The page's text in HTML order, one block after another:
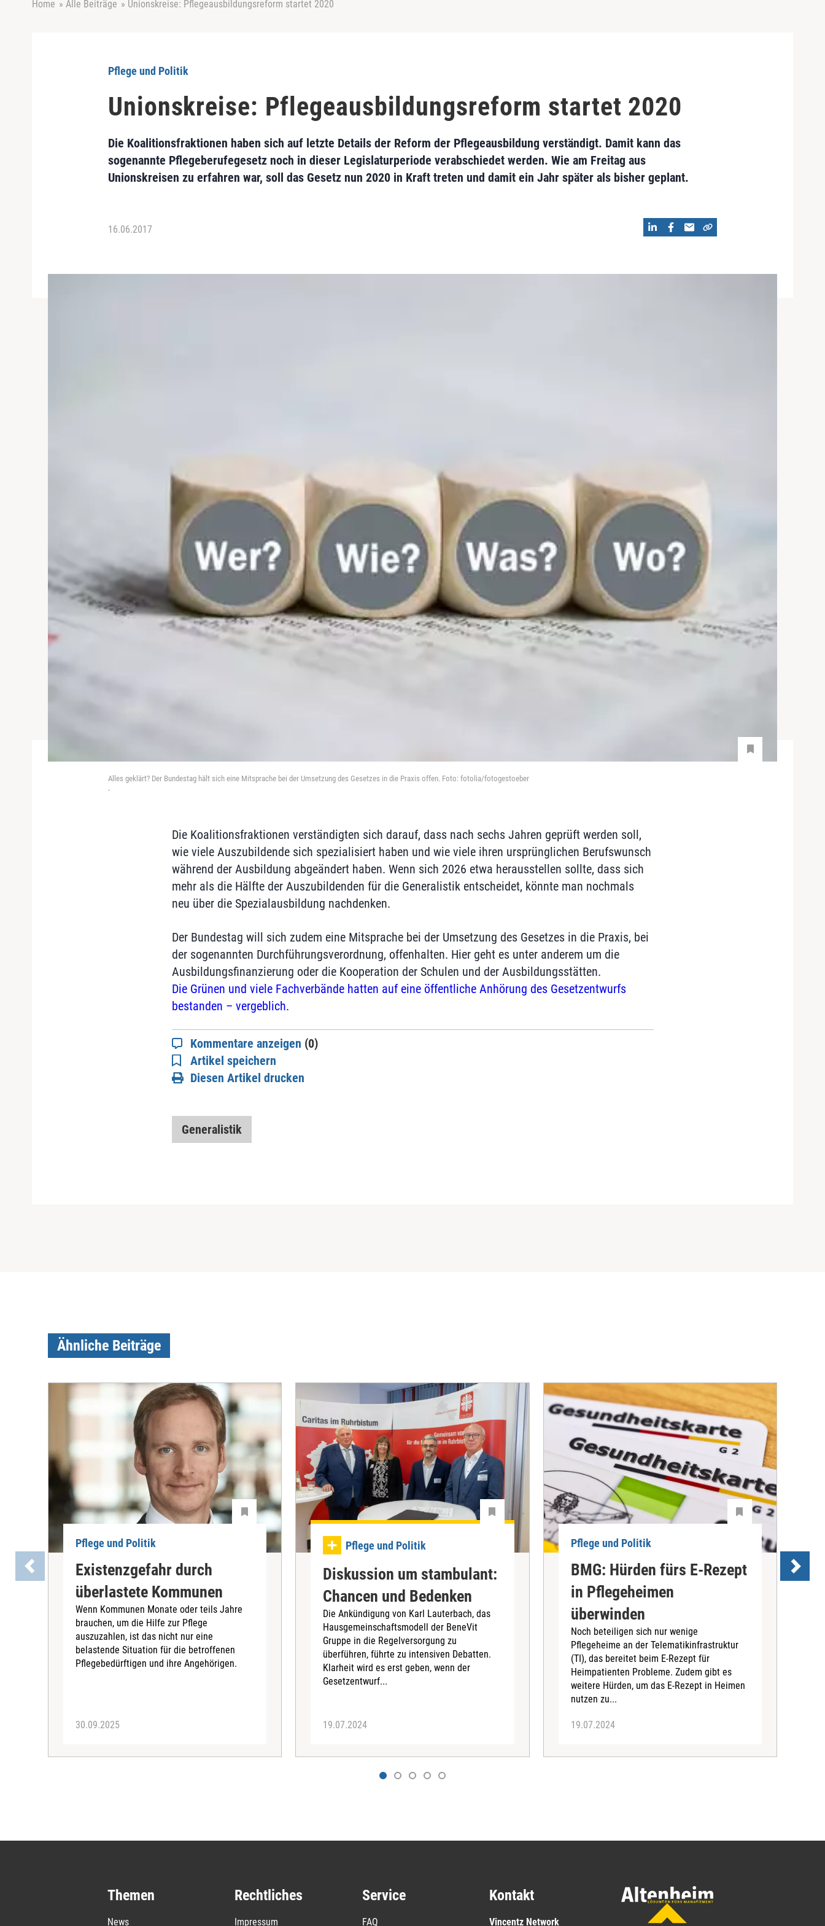
Home » Alle Beiträge » Unionskreise: Pflegeausbildungsreform startet 2020
Pflege und Politik
Unionskreise: Pflegeausbildungsreform startet 2020
Die Koalitionsfraktionen haben sich auf letzte Details der Reform der Pflegeausbildung verständigt. Damit kann das
sogenannte Pflegeberufegesetz noch in dieser Legislaturperiode verabschiedet werden. Wie am Freitag aus
Unionskreisen zu erfahren war, soll das Gesetz nun 2020 in Kraft treten und damit ein Jahr später als bisher geplant.
16.06.2017
Alles geklärt? Der Bundestag hält sich eine Mitsprache bei der Umsetzung des Gesetzes in die Praxis offen. Foto: fotolia/fotogestoeber
-
Die Koalitionsfraktionen verständigten sich darauf, dass nach sechs Jahren geprüft werden soll,
wie viele Auszubildende sich spezialisiert haben und wie viele ihren ursprünglichen Berufswunsch
während der Ausbildung abgeändert haben. Wenn sich 2026 etwa herausstellen sollte, dass sich
mehr als die Hälfte der Auszubildenden für die Generalistik entscheidet, könnte man nochmals
neu über die Spezialausbildung nachdenken.
Der Bundestag will sich zudem eine Mitsprache bei der Umsetzung des Gesetzes in die Praxis, bei
der sogenannten Durchführungsverordnung, offenhalten. Hier geht es unter anderem um die
Ausbildungsfinanzierung oder die Kooperation der Schulen und der Ausbildungsstätten.
Die Grünen und viele Fachverbände hatten auf eine öffentliche Anhörung des Gesetzentwurfs
bestanden – vergeblich.
Kommentare anzeigen (0)
Artikel speichern
Diesen Artikel drucken
Generalistik
Ähnliche Beiträge
Pflege und Politik
Existenzgefahr durch
überlastete Kommunen
Wenn Kommunen Monate oder teils Jahre
brauchen, um die Hilfe zur Pflege
auszuzahlen, ist das nicht nur eine
belastende Situation für die betroffenen
Pflegebedürftigen und ihre Angehörigen.
30.09.2025
Pflege und Politik
Diskussion um stambulant:
Chancen und Bedenken
Die Ankündigung von Karl Lauterbach, das
Hausgemeinschaftsmodell der BeneVit
Gruppe in die Regelversorgung zu
überführen, führte zu intensiven Debatten.
Klarheit wird es erst geben, wenn der
Gesetzentwurf...
19.07.2024
Pflege und Politik
BMG: Hürden fürs E-Rezept
in Pflegeheimen
überwinden
Noch beteiligen sich nur wenige
Pflegeheime an der Telematikinfrastruktur
(TI), das bereitet beim E-Rezept für
Heimpatienten Probleme. Zudem gibt es
weitere Hürden, um das E-Rezept in Heimen
nutzen zu...
19.07.2024
Themen
News
Rechtliches
Impressum
Service
FAQ
Kontakt
Vincentz Network